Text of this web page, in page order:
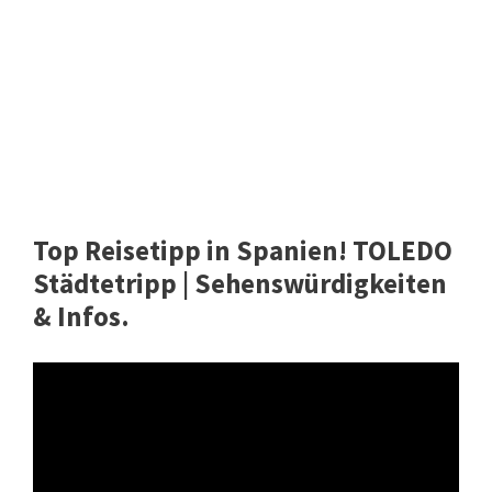
Top Reisetipp in Spanien! TOLEDO
Städtetripp | Sehenswürdigkeiten
& Infos.